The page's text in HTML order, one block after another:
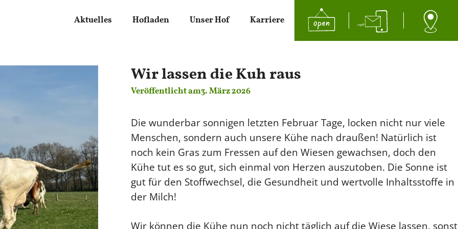
Aktuelles Hofladen Unser Hof Karriere
15.00 - 18.00 Uhr
Mi
geschlossen
Fr
9.00 - 18.00 Uhr
durchgehend
Sa
9.00 - 13.00 Uhr
info@biolandhof-strotdrees.de
05247 6611
In Google Maps anzeigen
Wir lassen die Kuh raus
Veröffentlicht am3. März 2026
Die wunderbar sonnigen letzten Februar Tage, locken nicht nur viele
Menschen, sondern auch unsere Kühe nach draußen! Natürlich ist
noch kein Gras zum Fressen auf den Wiesen gewachsen, doch den
Kühe tut es so gut, sich einmal von Herzen auszutoben. Die Sonne ist
gut für den Stoffwechsel, die Gesundheit und wertvolle Inhaltsstoffe in
der Milch!
Wir können die Kühe nun noch nicht täglich auf die Wiese lassen, sonst